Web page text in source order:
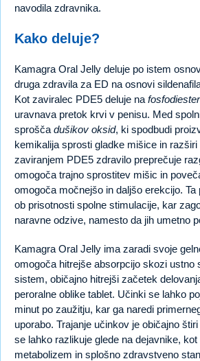
navodila zdravnika.
Kako deluje?
Kamagra Oral Jelly deluje po istem
druga zdravila za ED na osnovi
Kot zaviralec PDE5 deluje na
uravnava pretok krvi v penisu. Med
sprošča dušikov oksid, ki spodbudi
kemikalija sprosti gladke mišice in
zaviranjem PDE5 zdravilo preprečuje
omogoča trajno sprostitev mišic in
omogoča močnejšo in daljšo erekcijo.
ob prisotnosti spolne stimulacije, kar
naravne odzive, namesto da jih umetno
Kamagra Oral Jelly ima zaradi svoje
omogoča hitrejše absorpcijo skozi ustno
sistem, običajno hitrejši začetek
peroralne oblike tablet. Učinki se lahko
minut po zaužitju, kar ga naredi
uporabo. Trajanje učinkov je običajno
se lahko razlikuje glede na dejavnike,
metabolizem in splošno zdravstveno